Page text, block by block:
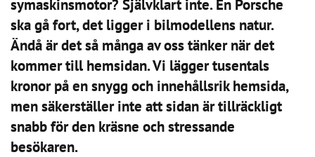
symaskinsmotor? Självklart inte. En Porsche
ska gå fort, det ligger i bilmodellens natur.
Ändå är det så många av oss tänker när det
kommer till hemsidan. Vi lägger tusentals
kronor på en snygg och innehållsrik hemsida,
men säkerställer inte att sidan är tillräckligt
snabb för den kräsne och stressande
besökaren.